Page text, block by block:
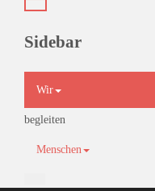
Sidebar
Wir
begleiten
Menschen